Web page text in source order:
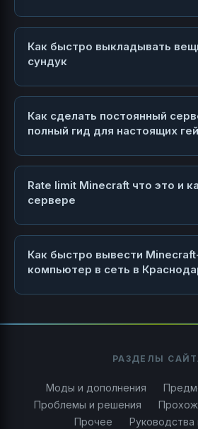
Как быстро выкладывать
сундук
Как сделать постоянный
полный гид для настоящих
Rate limit Minecraft что это и
сервере
Как быстро вывести
компьютер в сеть в
РАЗДЕЛЫ
Моды и дополнения
Проблемы и решения
Прочее
Руководства